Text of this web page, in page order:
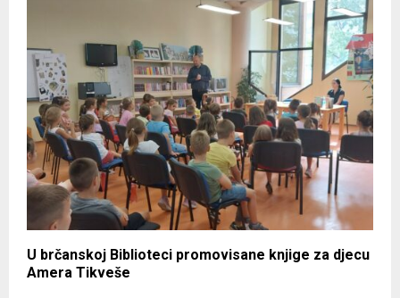
U brčanskoj Biblioteci promovisane knjige za djecu
Amera Tikveše